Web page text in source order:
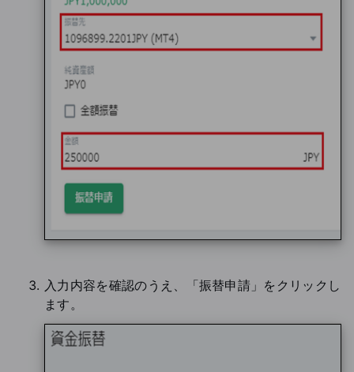
入力内容を確認のうえ、「振替申請」をクリックし
ます。